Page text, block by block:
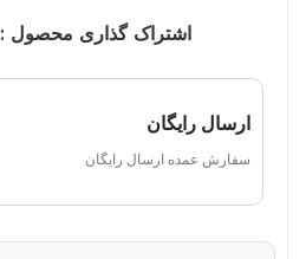
اشتراک گذاری محصول :
ارسال رایگان
سفارش عمده ارسال رایگان